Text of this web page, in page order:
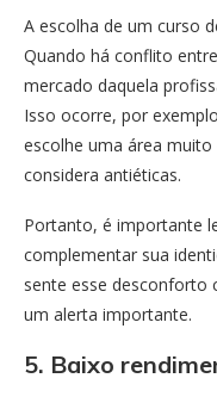
A escolha de um curso
Quando há conflito
mercado daquela
Isso ocorre, por
escolhe uma área
considera antiéticas.
Portanto, é importante
complementar sua
sente esse desconforto
um alerta importante.
5. Baixo